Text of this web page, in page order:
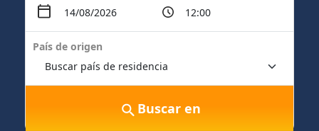
País de origen
Buscar en